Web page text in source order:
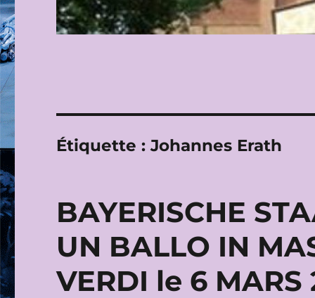
Étiquette :Johannes Erath
BAYERISCHE
UN BALLO IN
VERDI le 6